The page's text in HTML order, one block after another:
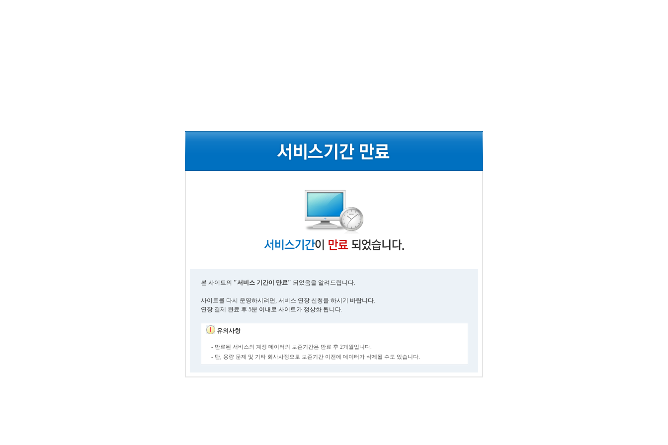
본 사이트의 "서비스 기간이 만료" 되었음을 알려드립니다.
사이트를 다시 운영하시려면, 서비스 연장 신청을 하시기 바랍니다.
연장 결제 완료 후 5분 이내로 사이트가 정상화 됩니다.
유의사항
- 만료된 서비스의 계정 데이터의 보존기간은 만료 후 2개월입니다.
- 단, 용량 문제 및 기타 회사사정으로 보존기간 이전에 데이터가 삭제될 수도 있습니다.